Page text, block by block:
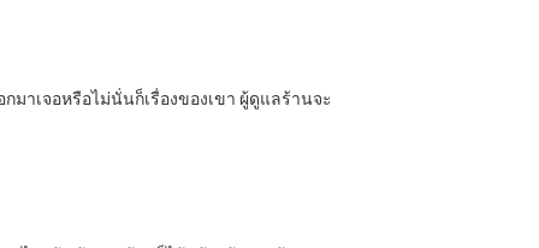
มาเจอหรือไม่นั่นก็เรื่องของเขา ผู้ดูแลร้านจะ